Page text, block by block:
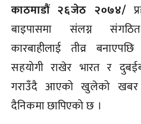
काठमाडौं २६जेठ २०७४/
बाइपासमा संलग्न
कारबाहीलाई तीव्र
सहयोगी राखेर भारत र
गराउँदै आएको खुलेको
दैनिकमा छापिएको छ ।